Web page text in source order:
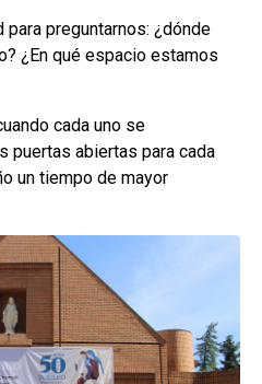
preguntarnos: ¿dónde
¿En qué espacio estamos
cada uno se
puertas abiertas para cada
un tiempo de mayor